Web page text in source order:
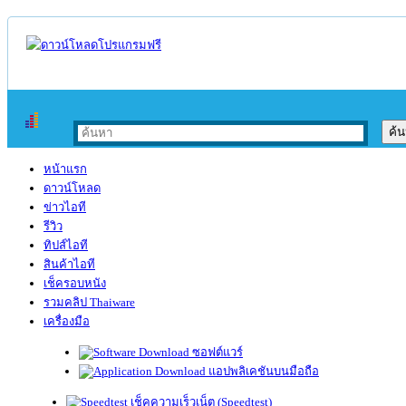
หน้าแรก
ดาวน์โหลด
ข่าวไอที
รีวิว
ทิปส์ไอที
สินค้าไอที
เช็ครอบหนัง
รวมคลิป Thaiware
เครื่องมือ
ซอฟต์แวร์
แอปพลิเคชันบนมือถือ
เช็คความเร็วเน็ต (Speedtest)